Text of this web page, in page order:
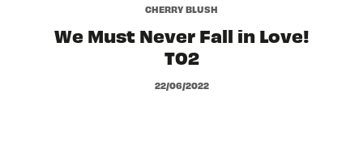
CHERRY BLUSH
We Must Never Fall in Love!
T02
22/06/2022